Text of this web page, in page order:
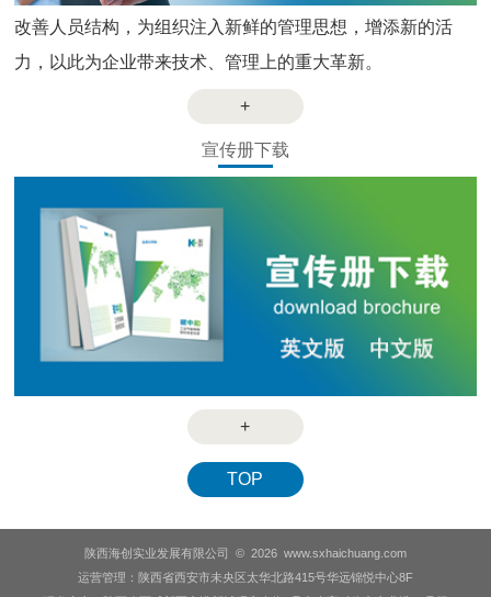
改善人员结构，为组织注入新鲜的管理思想，增添新的活
力，以此为企业带来技术、管理上的重大革新。
+
宣传册下载
+
TOP
陕西海创实业发展有限公司 © 2026 www.sxhaichuang.com
运营管理：陕西省西安市未央区太华北路415号华远锦悦中心8F